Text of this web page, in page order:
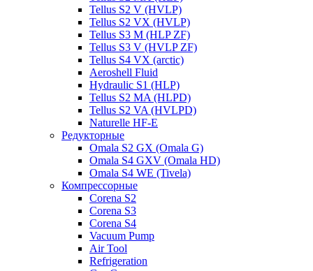
Tellus S2 V (HVLP)
Tellus S2 VX (HVLP)
Tellus S3 M (HLP ZF)
Tellus S3 V (HVLP ZF)
Tellus S4 VX (arctic)
Aeroshell Fluid
Hydraulic S1 (HLP)
Tellus S2 MA (HLPD)
Tellus S2 VA (HVLPD)
Naturelle HF-E
Редукторные
Omala S2 GX (Omala G)
Omala S4 GXV (Omala HD)
Omala S4 WE (Tivela)
Компрессорные
Corena S2
Corena S3
Corena S4
Vacuum Pump
Air Tool
Refrigeration